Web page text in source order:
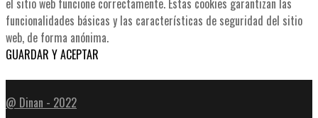
funcionalidades básicas y las características de seguridad del sitio
web, de forma anónima.
GUARDAR Y ACEPTAR
@ Dinan - 2022